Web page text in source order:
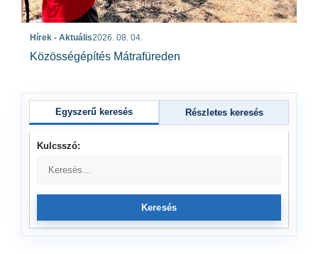
Hírek - Aktuális2026. 08. 04.
Közösségépítés Mátrafüreden
Egyszerű keresés Részletes keresés
Kulcsszó:
Keresés